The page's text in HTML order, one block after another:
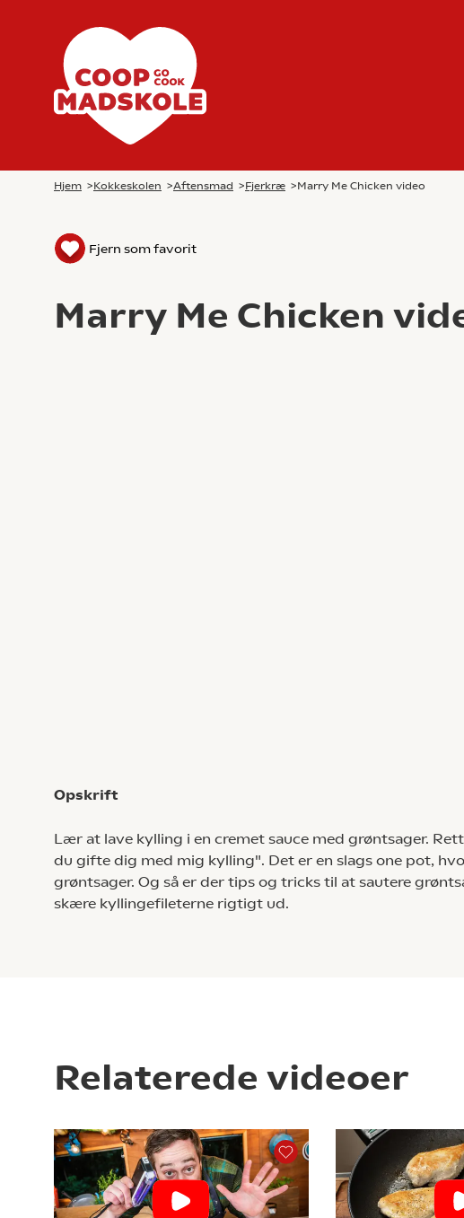
Hjem >Kokkeskolen >Aftensmad >Fjerkræ >Marry Me Chicken video
Fjern som favorit
Marry Me Chicken
Opskrift
Lær at lave kylling i en cremet sauce med grøntsager.
du gifte dig med mig kylling". Det er en slags one pot,
grøntsager. Og så er der tips og tricks til at sautere
skære kyllingefileterne rigtigt ud.
Relaterede videoer